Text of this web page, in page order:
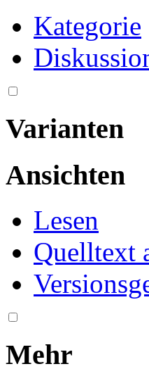
Kategorie
Varianten
Ansichten
Lesen
Quelltext
Mehr